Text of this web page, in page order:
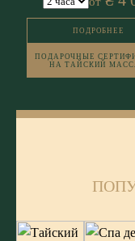
ПОДРОБНЕЕ
ПОДАРОЧНЫЕ
НА ТАЙСКИЙ